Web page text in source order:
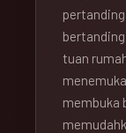
tuan
membuka